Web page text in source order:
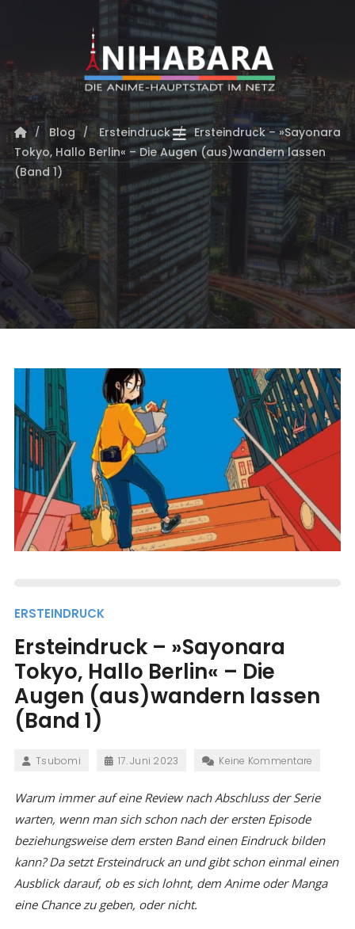
Blog Ersteindruck
Ersteindruck – »Sayonara
Tokyo, Hallo Berlin« – Die Augen (aus)wandern lassen
(Band 1)
ERSTEINDRUCK
Ersteindruck – »Sayonara
Tokyo, Hallo Berlin« – Die
Augen (aus)wandern lassen
(Band 1)
Tsubomi 17. Juni 2023 Keine Kommentare
Warum immer auf eine Review nach Abschluss der Serie
warten, wenn man sich schon nach der ersten Episode
beziehungsweise dem ersten Band einen Eindruck bilden
kann? Da setzt Ersteindruck an und gibt schon einmal einen
Ausblick darauf, ob es sich lohnt, dem Anime oder Manga
eine Chance zu geben, oder nicht.